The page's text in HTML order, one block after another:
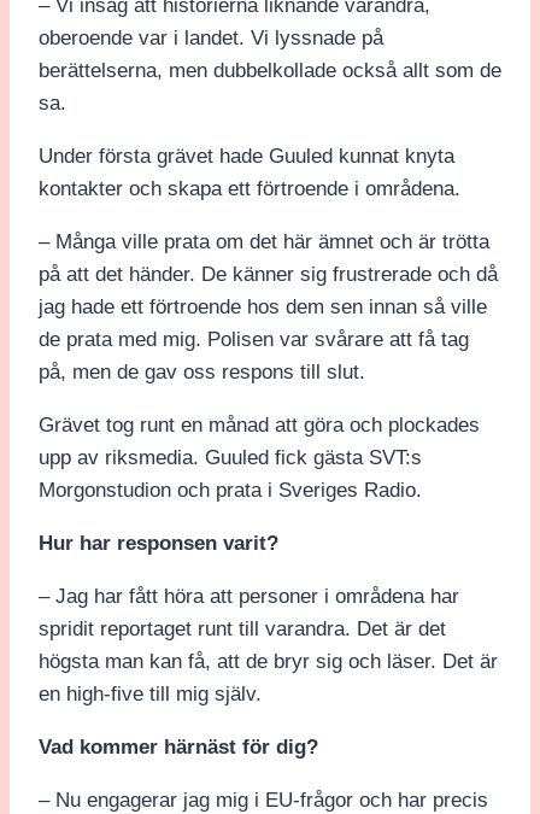
– Vi insåg att historierna liknande varandra,
oberoende var i landet. Vi lyssnade på
berättelserna, men dubbelkollade också allt som de
sa.
Under första grävet hade Guuled kunnat knyta
kontakter och skapa ett förtroende i områdena.
– Många ville prata om det här ämnet och är trötta
på att det händer. De känner sig frustrerade och då
jag hade ett förtroende hos dem sen innan så ville
de prata med mig. Polisen var svårare att få tag
på, men de gav oss respons till slut.
Grävet tog runt en månad att göra och plockades
upp av riksmedia. Guuled fick gästa SVT:s
Morgonstudion och prata i Sveriges Radio.
Hur har responsen varit?
– Jag har fått höra att personer i områdena har
spridit reportaget runt till varandra. Det är det
högsta man kan få, att de bryr sig och läser. Det är
en high-five till mig själv.
Vad kommer härnäst för dig?
– Nu engagerar jag mig i EU-frågor och har precis